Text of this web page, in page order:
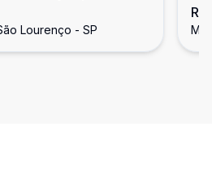
venda na Riviera
Lourenço - SP